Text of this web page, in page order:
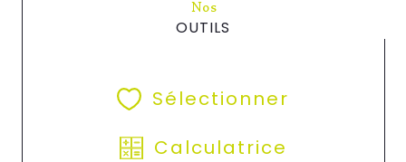
Nos
OUTILS
Sélectionner
Calculatrice